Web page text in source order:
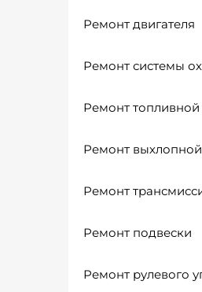
Ремонт двигателя
Ремонт системы
Ремонт
Ремонт
Ремонт
Ремонт подвески
Ремонт рулевого